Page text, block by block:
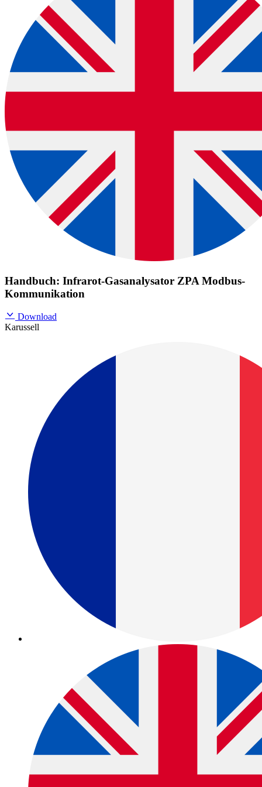
Handbuch: Infrarot-Gasanalysator ZPA Modbus-
Kommunikation
Download
Karussell